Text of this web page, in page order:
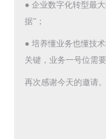
● 企业数字化转型最
据”；
● 培养懂业务也懂技
关键，业务一号位需
再次感谢今天的邀请。